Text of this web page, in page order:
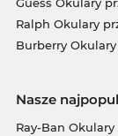
Ralph Okulary
Burberry
Nasze
Ray-Ban